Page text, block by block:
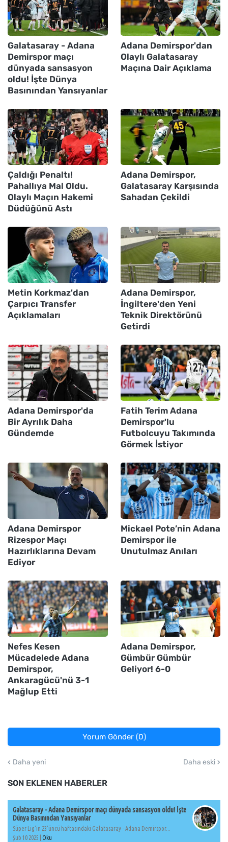
Galatasaray - Adana
Demirspor maçı
dünyada sansasyon
oldu! İşte Dünya
Basınından Yansıyanlar
Adana Demirspor'dan
Olaylı Galatasaray
Maçına Dair Açıklama
Çaldığı Penaltı!
Pahallıya Mal Oldu.
Olaylı Maçın Hakemi
Düdüğünü Astı
Adana Demirspor,
Galatasaray Karşısında
Sahadan Çekildi
Metin Korkmaz'dan
Çarpıcı Transfer
Açıklamaları
Adana Demirspor,
İngiltere'den Yeni
Teknik Direktörünü
Getirdi
Adana Demirspor'da
Bir Ayrılık Daha
Gündemde
Fatih Terim Adana
Demirspor'lu
Futbolcuyu Takımında
Görmek İstiyor
Adana Demirspor
Rizespor Maçı
Hazırlıklarına Devam
Ediyor
Mickael Pote’nin Adana
Demirspor ile
Unutulmaz Anıları
Nefes Kesen
Mücadelede Adana
Demirspor,
Ankaragücü'nü 3-1
Mağlup Etti
Adana Demirspor,
Gümbür Gümbür
Geliyor! 6-0
Yorum Gönder (0)
Daha yeni Daha eski
SON EKLENEN HABERLER
Galatasaray - Adana Demirspor maçı dünyada sansasyon oldu! İşte
Dünya Basınından Yansıyanlar
Süper Lig'in 23'üncü haftasındaki Galatasaray - Adana Demirspor...
Şub 10 2025 | Oku